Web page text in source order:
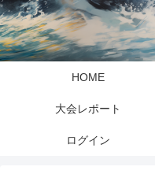
HOME
大会レポート
ログイン